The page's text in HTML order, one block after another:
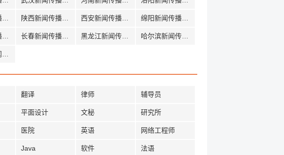
翻译 律师 辅导员
平面设计 文秘 研究所
医院 英语 网络工程师
Java 软件 法语